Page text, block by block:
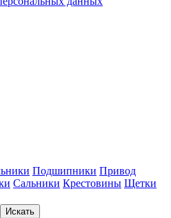
Подшипники Привод
Сальники Крестовины Щетки